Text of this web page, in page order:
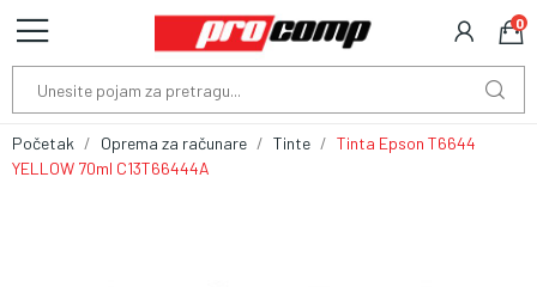
0
Početak Oprema za računare Tinte
Tinta Epson T6644
YELLOW 70ml C13T66444A